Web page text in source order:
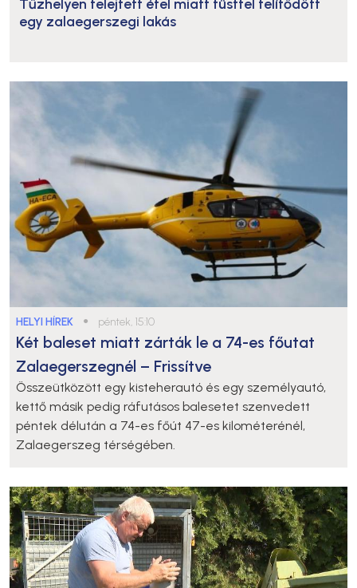
Tűzhelyen felejtett étel miatt füsttel telítődött
egy zalaegerszegi lakás
HELYI HÍREK ● péntek, 15:10
Két baleset miatt zárták le a 74-es főutat
Zalaegerszegnél – Frissítve
Összeütközött egy kisteherautó és egy személyautó,
kettő másik pedig ráfutásos balesetet szenvedett
péntek délután a 74-es főút 47-es kilométerénél,
Zalaegerszeg térségében.